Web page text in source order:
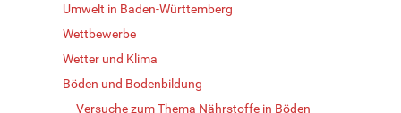
Umwelt in Baden-Württemberg
Wettbewerbe
Wetter und Klima
Böden und Bodenbildung
Versuche zum Thema Nährstoffe in Böden